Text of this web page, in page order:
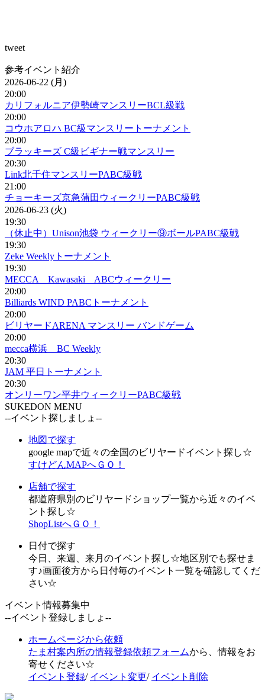
tweet
参考イベント紹介
2026-06-22 (月)
20:00
カリフォルニア伊勢崎マンスリーBCL級戦
20:00
コウホアロハ BC級マンスリートーナメント
20:00
ブラッキーズ C級ビギナー戦マンスリー
20:30
Link北千住マンスリーPABC級戦
21:00
チョーキーズ京急蒲田ウィークリーPABC級戦
2026-06-23 (火)
19:30
（休止中）Unison池袋 ウィークリー⑨ボールPABC級戦
19:30
Zeke Weeklyトーナメント
19:30
MECCA Kawasaki ABCウィークリー
20:00
Billiards WIND PABCトーナメント
20:00
ビリヤードARENA マンスリー バンドゲーム
20:00
mecca横浜 BC Weekly
20:30
JAM 平日トーナメント
20:30
オンリーワン平井ウィークリーPABC級戦
SUKEDON MENU
--イベント探しましょ--
地図で探す
google mapで近々の全国のビリヤードイベント探し☆
すけどんMAPへＧＯ！
店舗で探す
都道府県別のビリヤードショップ一覧から近々のイベ
ント探し☆
ShopListへＧＯ！
日付で探す
今日、来週、来月のイベント探し☆地区別でも探せま
す♪画面後方から日付毎のイベント一覧を確認してくだ
さい☆
イベント情報募集中
--イベント登録しましょ--
ホームページから依頼
たま村案内所の情報登録依頼フォームから、情報をお
寄せください☆
イベント登録/ イベント変更/ イベント削除